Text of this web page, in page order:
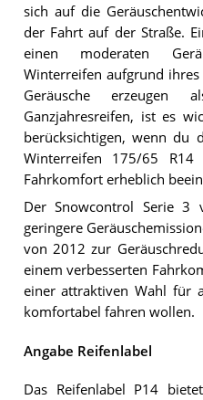
sich auf die
der Fahrt auf der Straße.
einen moderaten
Winterreifen aufgrund
Geräusche
Ganzjahresreifen, ist es
berücksichtigen, wenn du
Winterreifen 175/65
Fahrkomfort erheblich
Der Snowcontrol Serie 3
geringere
von 2012 zur
einem verbesserten
einer attraktiven Wahl für
komfortabel fahren wollen.
Angabe Reifenlabel
Das Reifenlabel P14